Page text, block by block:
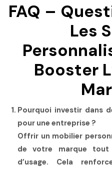
FAQ –
Les
Booster
Pourquoi investir dans
pour une entreprise ?
Offrir un mobilier
de votre marque
d’usage. Cela